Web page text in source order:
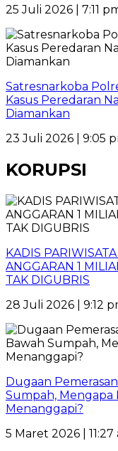
25 Juli 2026 | 7:11
Satresnarkoba
Kasus Peredaran
Diamankan
23 Juli 2026 | 9:05
KORUPSI
KADIS
ANGGARAN 1
TAK DIGUBRIS
28 Juli 2026 | 9:12
Dugaan
Sumpah, Mengapa
Menanggapi?
5 Maret 2026 |